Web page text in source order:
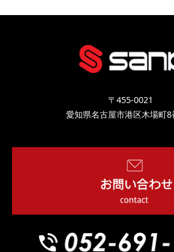
〒455-0021
愛知県名古屋市港区木場町